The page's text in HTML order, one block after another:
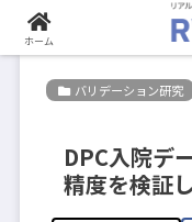
バリデーション研究
DPC入院デ
精度を検証
ホーム